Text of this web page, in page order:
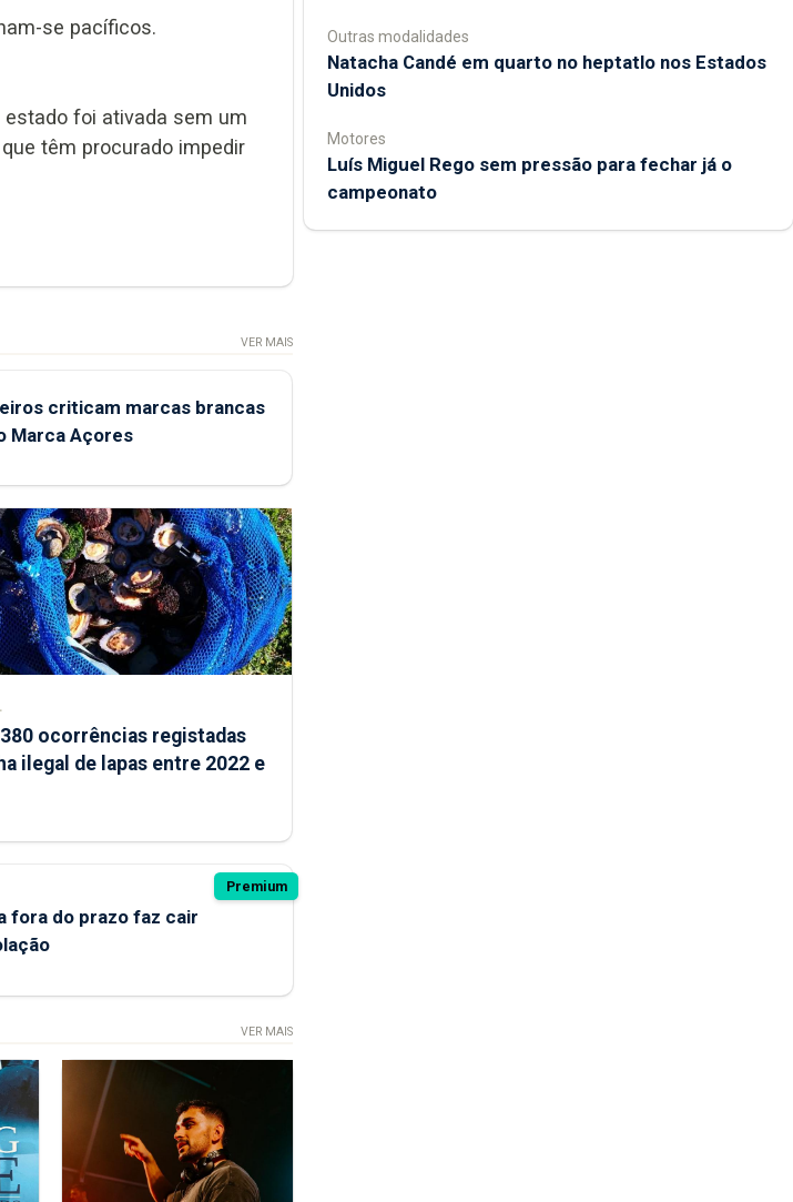
se pacíficos.
estado foi ativada sem um
têm procurado impedir
VER MAIS
criticam marcas brancas
Marca Açores
ocorrências registadas
ilegal de lapas entre 2022 e
Premium
fora do prazo faz cair
VER MAIS
Outras modalidades
Natacha Candé em quarto no heptatlo nos Estados
Unidos
Motores
Luís Miguel Rego sem pressão para fechar já o
campeonato